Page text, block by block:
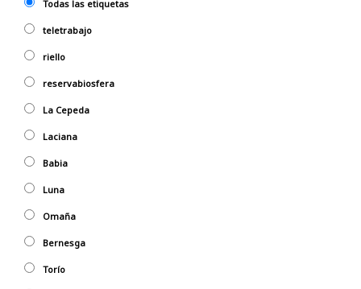
Todas las etiquetas
teletrabajo
riello
reservabiosfera
La Cepeda
Laciana
Babia
Luna
Omaña
Bernesga
Torío